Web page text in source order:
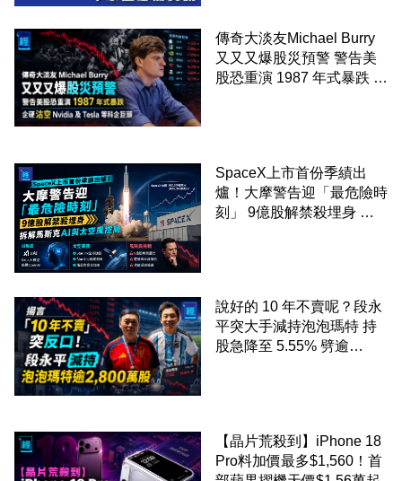
傳奇大淡友Michael Burry
又又又爆股災預警 警告美
股恐重演 1987 年式暴跌 企
SpaceX上市首份季績出
爐！大摩警告迎「最危險時
刻」 9億股解禁殺埋身 拆
說好的 10 年不賣呢？段永
平突大手減持泡泡瑪特 持
股急降至 5.55% 劈逾
【晶片荒殺到】iPhone 18
Pro料加價最多$1,560！首